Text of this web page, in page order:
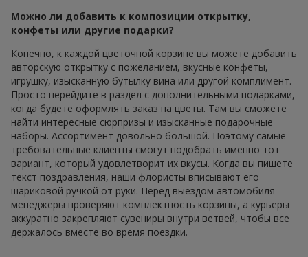
Можно ли добавить к композиции открытку,
конфеты или другие подарки?
Конечно, к каждой цветочной корзине вы можете добавить
авторскую открытку с пожеланием, вкусные конфеты,
игрушку, изысканную бутылку вина или другой комплимент.
Просто перейдите в раздел с дополнительными подарками,
когда будете оформлять заказ на цветы. Там вы сможете
найти интересные сюрпризы и изысканные подарочные
наборы. Ассортимент довольно большой. Поэтому самые
требовательные клиенты смогут подобрать именно тот
вариант, который удовлетворит их вкусы. Когда вы пишете
текст поздравления, наши флористы вписывают его
шариковой ручкой от руки. Перед выездом автомобиля
менеджеры проверяют комплектность корзины, а курьеры
аккуратно закрепляют сувениры внутри ветвей, чтобы все
держалось вместе во время поездки.